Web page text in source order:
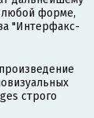
форме,
"Интерфакс-
строго